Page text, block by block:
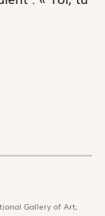
Gallery of Art,